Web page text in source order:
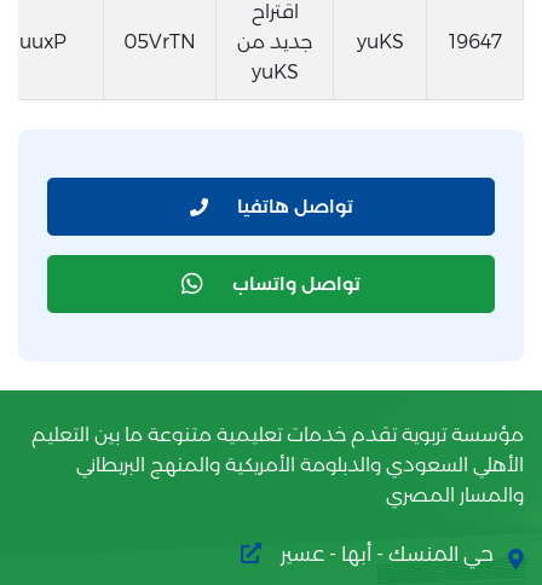
19647
yuKS
اقتراح
جديد من
yuKS
05VrTN
uuxP
تواصل هاتفيا
تواصل واتساب
مؤسسة تربوية تقدم خدمات تعليمية متنوعة ما بين التعليم
الأهلي السعودي والدبلومة الأمريكية والمنهج البريطاني
والمسار المصري
حي المنسك - أبها - عسير